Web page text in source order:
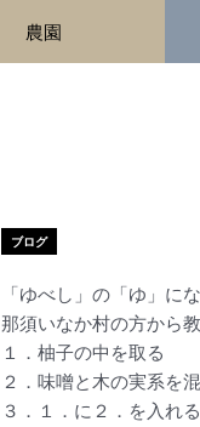
農園
ブログ
「ゆべし」の「ゆ」に
那須いなか村の方から
１．柚子の中を取る
２．味噌と木の実系を
３．１．に２．を入れる